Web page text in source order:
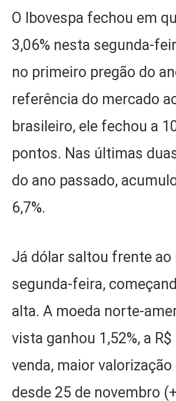
O Ibovespa fechou em
3,06% nesta segunda-
no primeiro pregão do
referência do mercado
brasileiro, ele fechou a
pontos. Nas últimas
do ano passado,
6,7%.
Já dólar saltou frente ao
segunda-feira,
alta. A moeda norte-
vista ganhou 1,52%, a
venda, maior valorização
desde 25 de novembro